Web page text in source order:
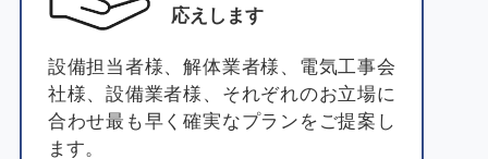
応えします
設備担当者様、解体業者様、電気工事会
社様、設備業者様、それぞれのお立場に
合わせ最も早く確実なプランをご提案し
ます。